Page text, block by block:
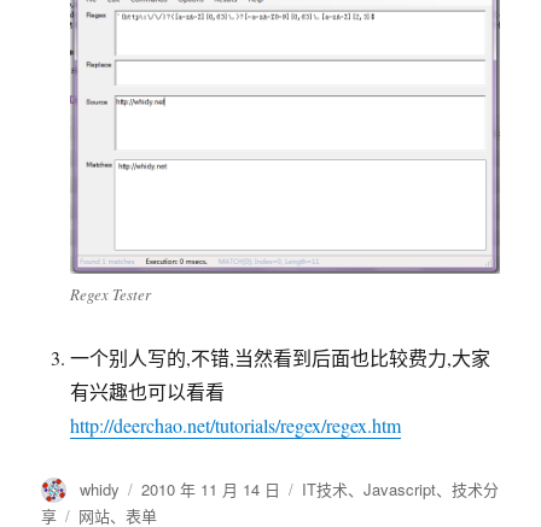
Regex Tester
一个别人写的,不错,当然看到后面也比较费力,大家
有兴趣也可以看看
http://deerchao.net/tutorials/regex/regex.htm
作
者
whidy
发
布
2010 年 11 月 14 日
分
IT技术、Javascript、技术分
享
标
网站、表单